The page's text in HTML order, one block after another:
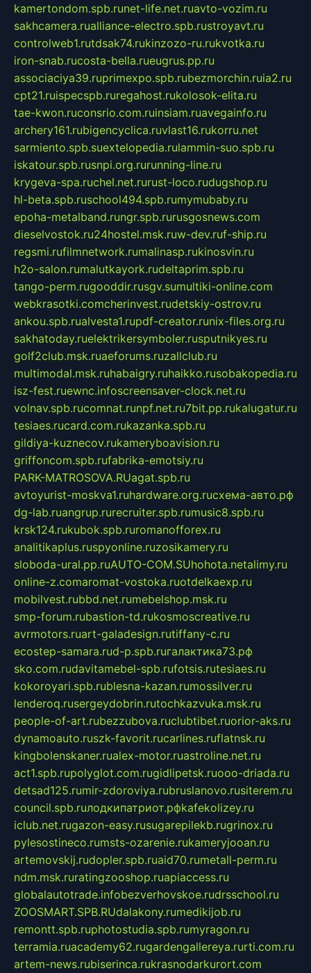
kamertondom.spb.runet-life.net.ruavto-vozim.ru
sakhcamera.rualliance-electro.spb.rustroyavt.ru
controlweb1.rutdsak74.rukinzozo-ru.rukvotka.ru
iron-snab.rucosta-bella.rueugrus.pp.ru
associaciya39.ruprimexpo.spb.rubezmorchin.ruia2.ru
cpt21.ruispecspb.ruregahost.rukolosok-elita.ru
tae-kwon.ruconsrio.com.ruinsiam.ruavegainfo.ru
archery161.rubigencyclica.ruvlast16.rukorru.net
sarmiento.spb.suextelopedia.rulammin-suo.spb.ru
iskatour.spb.rusnpi.org.rurunning-line.ru
krygeva-spa.ruchel.net.rurust-loco.rudugshop.ru
hl-beta.spb.ruschool494.spb.rumymubaby.ru
epoha-metalband.rungr.spb.rurusgosnews.com
dieselvostok.ru24hostel.msk.ruw-dev.ruf-ship.ru
regsmi.rufilmnetwork.rumalinasp.rukinosvin.ru
h2o-salon.rumalutkayork.rudeltaprim.spb.ru
tango-perm.rugooddir.rusgv.sumultiki-online.com
webkrasotki.comcherinvest.rudetskiy-ostrov.ru
ankou.spb.rualvesta1.rupdf-creator.runix-files.org.ru
sakhatoday.ruelektrikersymboler.rusputnikyes.ru
golf2club.msk.ruaeforums.ruzallclub.ru
multimodal.msk.ruhabaigry.ruhaikko.rusobakopedia.ru
isz-fest.ruewnc.infoscreensaver-clock.net.ru
volnav.spb.rucomnat.runpf.net.ru7bit.pp.rukalugatur.ru
tesiaes.rucard.com.rukazanka.spb.ru
gildiya-kuznecov.rukameryboavision.ru
griffoncom.spb.rufabrika-emotsiy.ru
PARK-MATROSOVA.RUagat.spb.ru
avtoyurist-moskva1.ruhardware.org.ruсхема-авто.рф
dg-lab.ruangrup.rurecruiter.spb.rumusic8.spb.ru
krsk124.rukubok.spb.ruromanofforex.ru
analitikaplus.ruspyonline.ruzosikamery.ru
sloboda-ural.pp.ruAUTO-COM.SUhohota.netalimy.ru
online-z.comaromat-vostoka.ruotdelkaexp.ru
mobilvest.rubbd.net.rumebelshop.msk.ru
smp-forum.rubastion-td.rukosmoscreative.ru
avrmotors.ruart-galadesign.rutiffany-c.ru
ecostep-samara.rud-p.spb.ruгалактика73.рф
sko.com.rudavitamebel-spb.rufotsis.rutesiaes.ru
kokoroyari.spb.rublesna-kazan.rumossilver.ru
lenderoq.rusergeydobrin.rutochkazvuka.msk.ru
people-of-art.rubezzubova.ruclubtibet.ruorior-aks.ru
dynamoauto.ruszk-favorit.rucarlines.ruflatnsk.ru
kingbolenskaner.rualex-motor.ruastroline.net.ru
act1.spb.rupolyglot.com.rugidlipetsk.ruooo-driada.ru
detsad125.rumir-zdoroviya.rubruslanovo.rusiterem.ru
council.spb.ruлодкипатриот.рфkafekolizey.ru
iclub.net.rugazon-easy.rusugarepilekb.rugrinox.ru
pylesostineco.rumsts-ozarenie.rukameryjooan.ru
artemovskij.rudopler.spb.ruaid70.rumetall-perm.ru
ndm.msk.ruratingzooshop.ruapiaccess.ru
globalautotrade.infobezverhovskoe.rudrsschool.ru
ZOOSMART.SPB.RUdalakony.rumedikijob.ru
remontt.spb.ruphotostudia.spb.rumyragon.ru
terramia.ruacademy62.rugardengallereya.rurti.com.ru
artem-news.rubiserinca.rukrasnodarkurort.com